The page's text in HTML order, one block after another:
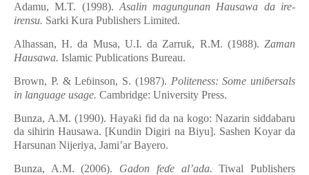
Adamu, M.T. (1998). Asalin magungunan Hausawa da ire-
irensu. Sarki Kura Publishers Limited.
Alhassan, H. da Musa, U.I. da Zarruƙ, R.M. (1988).Zaman
Hausawa. Islamic Publications Bureau.
Brown, P. & Leɓinson, S. (1987). Politeness: Some uniɓersals
in language usage. Cambridge: University Press.
Bunza, A.M. (1990). Hayaƙi fid da na kogo: Nazarin siddabaru
da sihirin Hausawa. [Kundin Digiri na Biyu]. Sashen Koyar da
Harsunan Nijeriya, Jami’ar Bayero.
Bunza, A.M. (2006). Gadon feɗe al’ada. Tiwal Publishers